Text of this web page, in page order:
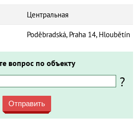
Центральная
Poděbradská, Praha 14, Hloubětín
вопрос по объекту
?
Отправить